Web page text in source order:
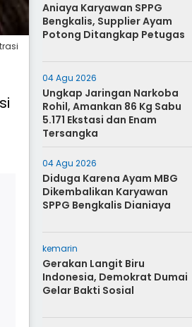
Aniaya Karyawan SPPG
Bengkalis, Supplier Ayam
Potong Ditangkap Petugas
04 Agu 2026
Ungkap Jaringan Narkoba
Rohil, Amankan 86 Kg Sabu
5.171 Ekstasi dan Enam
Tersangka
04 Agu 2026
Diduga Karena Ayam MBG
Dikembalikan Karyawan
SPPG Bengkalis Dianiaya
kemarin
Gerakan Langit Biru
Indonesia, Demokrat Dumai
Gelar Bakti Sosial